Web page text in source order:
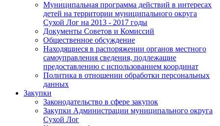
Муниципальная программа действий в интересах
детей на территории муниципального округа
Сухой Лог на 2013 - 2017 годы
Документы Советов и Комиссий
Общественное обсуждение
Находящиеся в распоряжении органов местного
самоуправления сведения, подлежащие
предоставлению с использованием координат
Политика в отношении обработки персональных
данных
Закупки
Законодательство в сфере закупок
Закупки Администрации муниципального округа
Сухой Лог